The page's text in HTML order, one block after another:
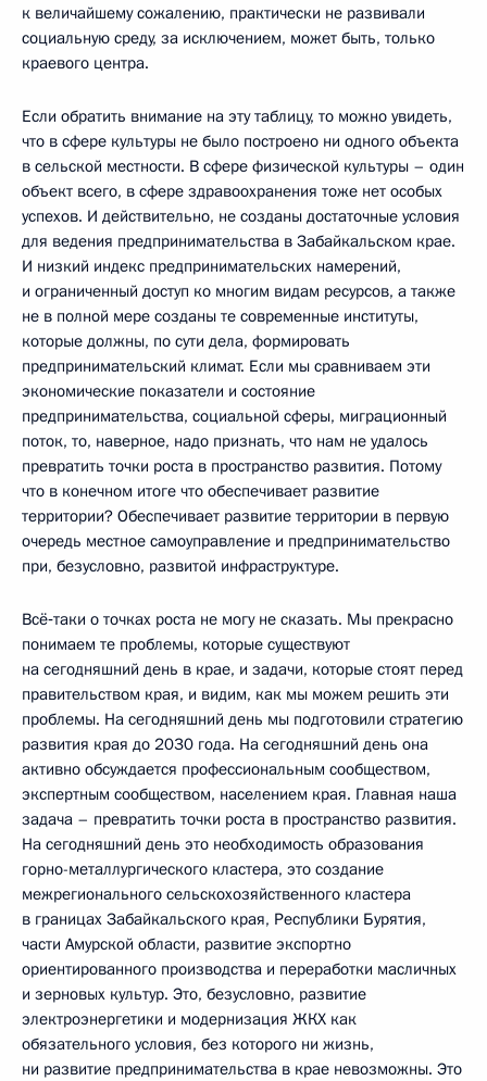
к величайшему сожалению, практически не развивали
социальную среду, за исключением, может быть, только
краевого центра.
Если обратить внимание на эту таблицу, то можно увидеть,
что в сфере культуры не было построено ни одного объекта
в сельской местности. В сфере физической культуры – один
объект всего, в сфере здравоохранения тоже нет особых
успехов. И действительно, не созданы достаточные условия
для ведения предпринимательства в Забайкальском крае.
И низкий индекс предпринимательских намерений,
и ограниченный доступ ко многим видам ресурсов, а также
не в полной мере созданы те современные институты,
которые должны, по сути дела, формировать
предпринимательский климат. Если мы сравниваем эти
экономические показатели и состояние
предпринимательства, социальной сферы, миграционный
поток, то, наверное, надо признать, что нам не удалось
превратить точки роста в пространство развития. Потому
что в конечном итоге что обеспечивает развитие
территории? Обеспечивает развитие территории в первую
очередь местное самоуправление и предпринимательство
при, безусловно, развитой инфраструктуре.
Всё‑таки о точках роста не могу не сказать. Мы прекрасно
понимаем те проблемы, которые существуют
на сегодняшний день в крае, и задачи, которые стоят перед
правительством края, и видим, как мы можем решить эти
проблемы. На сегодняшний день мы подготовили стратегию
развития края до 2030 года. На сегодняшний день она
активно обсуждается профессиональным сообществом,
экспертным сообществом, населением края. Главная наша
задача – превратить точки роста в пространство развития.
На сегодняшний день это необходимость образования
горно-металлургического кластера, это создание
межрегионального сельскохозяйственного кластера
в границах Забайкальского края, Республики Бурятия,
части Амурской области, развитие экспортно
ориентированного производства и переработки масличных
и зерновых культур. Это, безусловно, развитие
электроэнергетики и модернизация ЖКХ как
обязательного условия, без которого ни жизнь,
ни развитие предпринимательства в крае невозможны. Это